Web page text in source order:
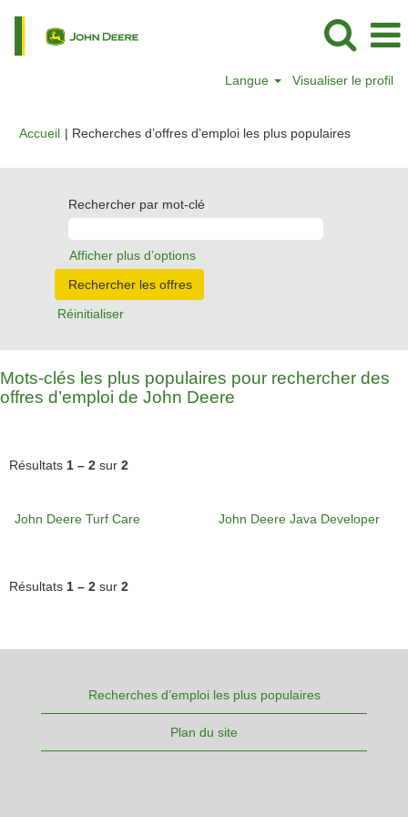
Langue Visualiser le profil
Accueil | Recherches d’offres d’emploi les plus populaires(page
Rechercher par mot-clé
Afficher plus d’options
Réinitialiser
Mots-clés les plus populaires pour rechercher des
offres d’emploi de John Deere
Résultats 1 – 2 sur 2
John Deere Turf Care John Deere Java Developer
Résultats 1 – 2 sur 2
Recherches d’emploi les plus populaires
Plan du site